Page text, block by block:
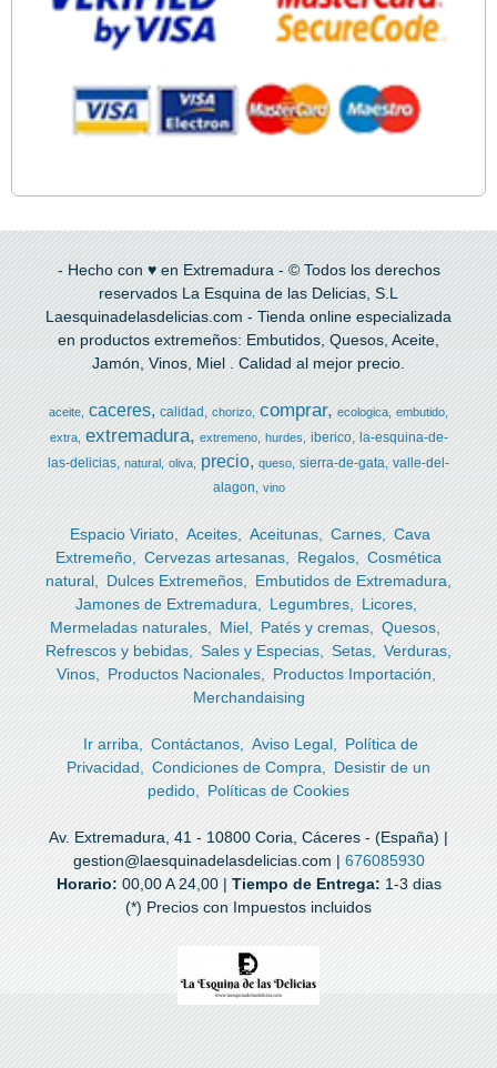
- Hecho con ♥ en Extremadura - © Todos los derechos
reservados La Esquina de las Delicias, S.L
Laesquinadelasdelicias.com - Tienda online especializada
en productos extremeños: Embutidos, Quesos, Aceite,
Jamón, Vinos, Miel . Calidad al mejor precio.
aceite caceres calidad chorizo comprar ecologica embutido
extra
extremadura extremeno hurdes iberico
la-esquina-de-
las-delicias natural oliva precio queso sierra-de-gata valle-del-
alagon
vino
Espacio Viriato Aceites Aceitunas Carnes
Cava
Extremeño
Cervezas artesanas Regalos
Cosmética
natural
Dulces Extremeños
Embutidos de Extremadura
Jamones de Extremadura
Legumbres
Licores
Mermeladas naturales
Miel Patés y cremas
Quesos
Refrescos y bebidas
Sales y Especias Setas
Verduras
Vinos
Productos Nacionales
Productos Importación
Merchandaising
Ir arriba Contáctanos Aviso Legal
Política de
Privacidad
Condiciones de Compra
Desistir de un
pedido
Políticas de Cookies
Av. Extremadura, 41 - 10800 Coria, Cáceres - (España) |
gestion@laesquinadelasdelicias.com | 676085930
Horario: 00,00 A 24,00 | Tiempo de Entrega: 1-3 dias
(*) Precios con Impuestos incluidos